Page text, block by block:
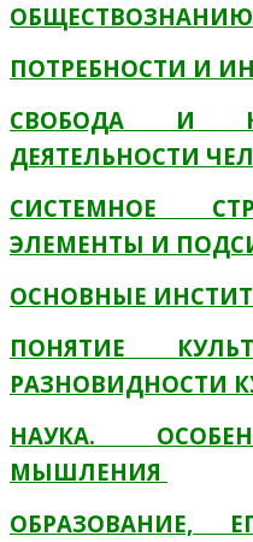
ОБЩЕСТВОЗНАНИЮ
ПОТРЕБНОСТИ И
СВОБОДА И
ДЕЯТЕЛЬНОСТИ
СИСТЕМНОЕ
ЭЛЕМЕНТЫ И
ОСНОВНЫЕ
ПОНЯТИЕ
РАЗНОВИДНОСТИ
НАУКА.
МЫШЛЕНИЯ
ОБРАЗОВАНИЕ,